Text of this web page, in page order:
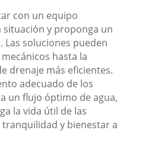
con un equipo
situación y proponga un
Las soluciones pueden
hasta la
drenaje más eficientes.
adecuado de los
un flujo óptimo de agua,
la vida útil de las
y bienestar a